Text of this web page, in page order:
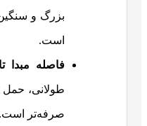
بزرگ و
است.
فاصله مبدا
طولانی،
صرفه‌تر است.